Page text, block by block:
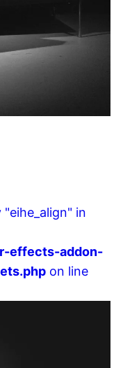
in
effects-addon-
on line